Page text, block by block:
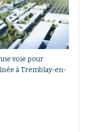
voie pour
à Tremblay-en-